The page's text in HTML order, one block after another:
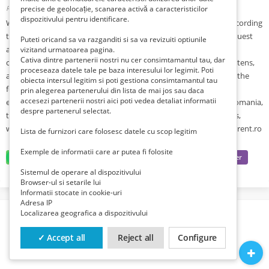
Romania, Bucuresti, Bucuresti, Publicat 3 săptămâni în urmă
We provide professional transport services with classified cars according
to international tourism standards. The transport is made on request
and addresses both legal entities: travel agencies, commercial
companies, and individuals, organized groups, schools, kindergartens,
associations, etc. Renting of minibus and/or minivans is done for the
following types of services: excursions, pilgrimages, internal and
external circuits, airport transfer (Otopeni, Baneasa) to all over Romania,
tour of Bucharest, team building, business trips, rentals for shows,
weddings and various events. More details: https://www.minibusrent.ro
precise de geolocație, scanarea activă a caracteristicilor
dispozitivului pentru identificare.
Puteti oricand sa va razganditi si sa va revizuiti optiunile
vizitand urmatoarea pagina.
Cativa dintre partenerii nostri nu cer consimtamantul tau, dar
proceseaza datele tale pe baza interesului lor legimit. Poti
obiecta intersul legitim si poti gestiona consimtamantul tau
prin alegerea partenerului din lista de mai jos sau daca
accesezi partenerii nostri aici poti vedea detaliat informatii
despre partenerul selectat.
Lista de furnizori care folosesc datele cu scop legitim
Exemple de informatii care ar putea fi folosite
Sistemul de operare al dispozitivului
Browser-ul si setarile lui
Informatii stocate in cookie-uri
Adresa IP
Localizarea geografica a dispozitivului
✓ Accept all Reject all Configure